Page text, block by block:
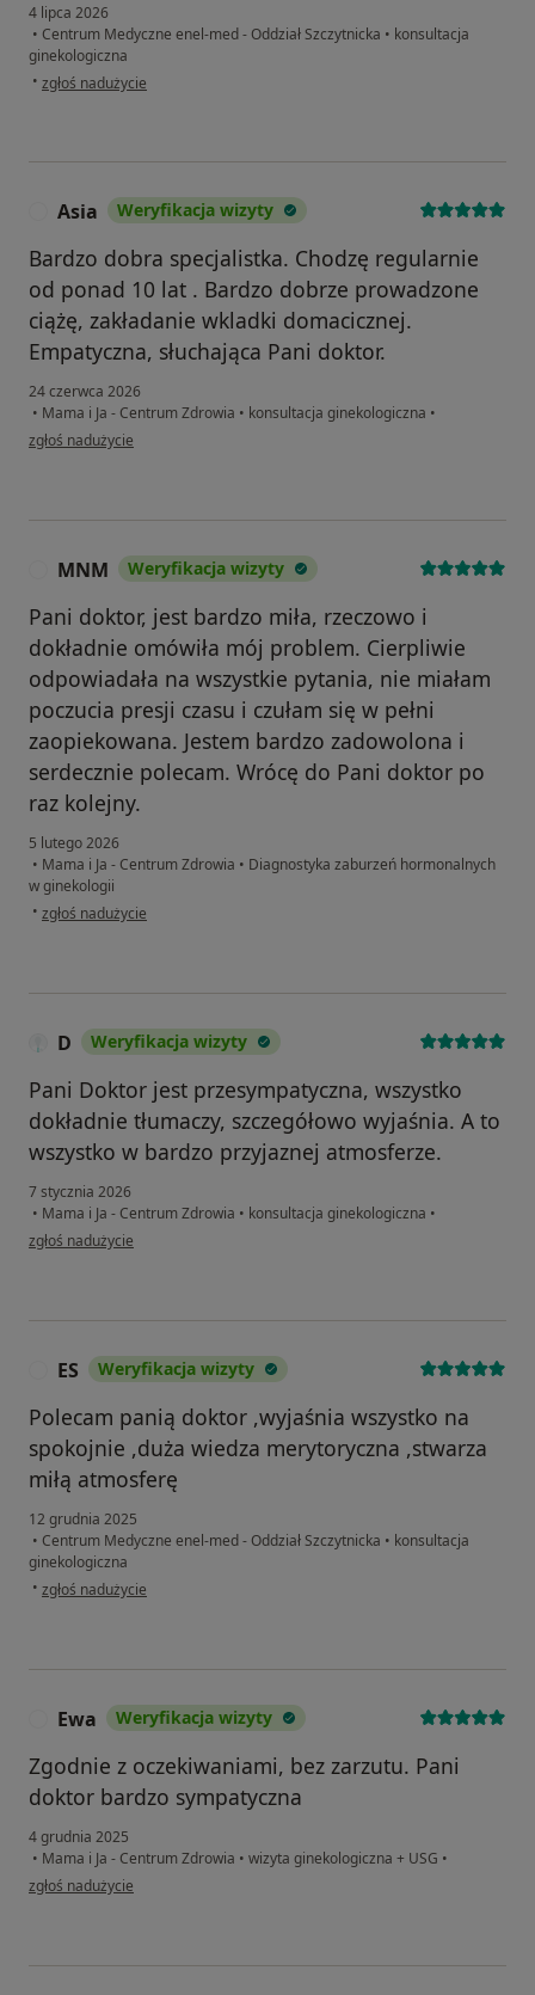
4 lipca 2026
• Centrum Medyczne enel-med - Oddział Szczytnicka • konsultacja
ginekologiczna
• w opinii użytkownika Hana
zgłoś nadużycie
Asia Weryfikacja wizyty
Bardzo dobra specjalistka. Chodzę regularnie
od ponad 10 lat . Bardzo dobrze prowadzone
ciążę, zakładanie wkladki domacicznej.
Empatyczna, słuchająca Pani doktor.
24 czerwca 2026
• Mama i Ja - Centrum Zdrowia • konsultacja ginekologiczna •
w opinii użytkownika Asia
zgłoś nadużycie
MNM Weryfikacja wizyty
Pani doktor, jest bardzo miła, rzeczowo i
dokładnie omówiła mój problem. Cierpliwie
odpowiadała na wszystkie pytania, nie miałam
poczucia presji czasu i czułam się w pełni
zaopiekowana. Jestem bardzo zadowolona i
serdecznie polecam. Wrócę do Pani doktor po
raz kolejny.
5 lutego 2026
• Mama i Ja - Centrum Zdrowia • Diagnostyka zaburzeń hormonalnych
w ginekologii
• w opinii użytkownika MNM
zgłoś nadużycie
D Weryfikacja wizyty
Pani Doktor jest przesympatyczna, wszystko
dokładnie tłumaczy, szczegółowo wyjaśnia. A to
wszystko w bardzo przyjaznej atmosferze.
7 stycznia 2026
• Mama i Ja - Centrum Zdrowia • konsultacja ginekologiczna •
w opinii użytkownika D
zgłoś nadużycie
ES Weryfikacja wizyty
Polecam panią doktor ,wyjaśnia wszystko na
spokojnie ,duża wiedza merytoryczna ,stwarza
miłą atmosferę
12 grudnia 2025
• Centrum Medyczne enel-med - Oddział Szczytnicka • konsultacja
ginekologiczna
• w opinii użytkownika ES
zgłoś nadużycie
Ewa Weryfikacja wizyty
Zgodnie z oczekiwaniami, bez zarzutu. Pani
doktor bardzo sympatyczna
4 grudnia 2025
• Mama i Ja - Centrum Zdrowia • wizyta ginekologiczna + USG •
w opinii użytkownika Ewa
zgłoś nadużycie